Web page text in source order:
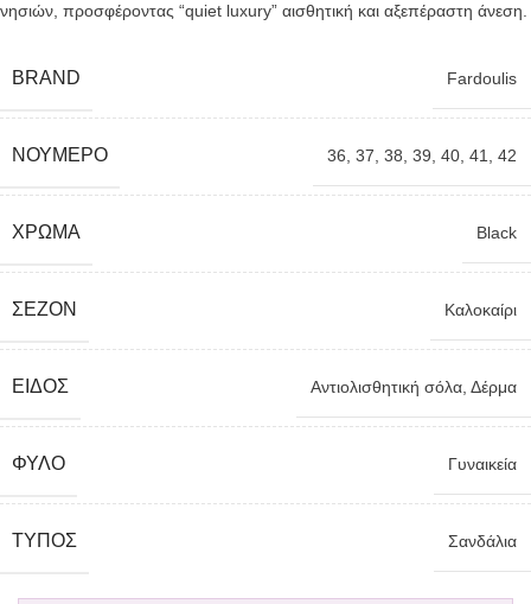
νησιών, προσφέροντας “quiet luxury” αισθητική και αξεπέραστη άνεση.
BRAND Fardoulis
ΝΟΎΜΕΡΟ 36, 37, 38, 39, 40, 41, 42
ΧΡΏΜΑ Black
ΣΕΖΌΝ Καλοκαίρι
ΕΊΔΟΣ Αντιολισθητική σόλα, Δέρμα
ΦΎΛΟ Γυναικεία
TΎΠΟΣ Σανδάλια